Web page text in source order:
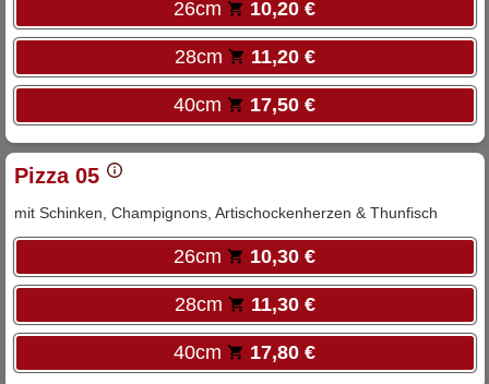
26cm 10,20 €
28cm 11,20 €
40cm 17,50 €
Pizza 05
mit Schinken, Champignons, Artischockenherzen & Thunfisch
26cm 10,30 €
28cm 11,30 €
40cm 17,80 €